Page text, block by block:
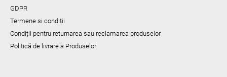
GDPR
Termene si condiții
Condiții pentru returnarea sau reclamarea produselor
Politică de livrare a Produselor